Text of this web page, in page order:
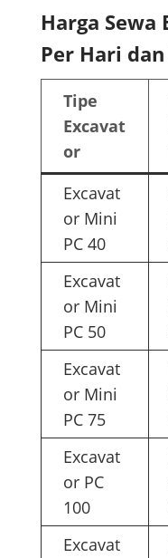
Harga Sewa
Per Hari
Tipe
Excavat
or
Excavat
or Mini
PC 40
Excavat
or Mini
PC 50
Excavat
or Mini
PC 75
Excavat
or PC
100
Excavat